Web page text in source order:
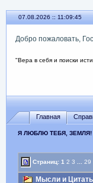
07.08.2026 :: 11:09:46
Добро пожаловать,
"Вера в себя и поиски
Главная
Я ЛЮБЛЮ ТЕБЯ, ЗЕМЛЯ!
Страниц:1 2 3 29
Мысли и